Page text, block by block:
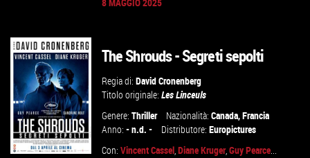
8 MAGGIO 2025
The Shrouds - Segreti sepolti
Regia di:David Cronenberg
Titolo originale:Les Linceuls
Genere:Thriller Nazionalità:Canada,Francia
Anno:- n.d. - Distributore:Europictures
Con:Vincent Cassel,Diane Kruger,Guy Pearce...